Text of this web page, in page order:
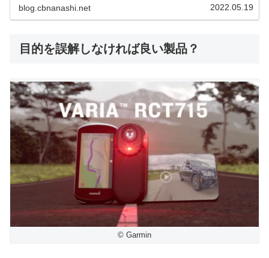
blog.cbnanashi.net 2022.05.19
目的を誤解しなければ良い製品？
© Garmin